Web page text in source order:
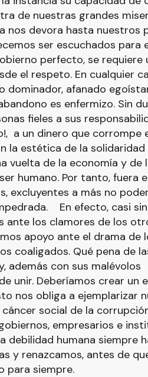
de nuestras grandes
nos devora hasta nuestros
ser escuchados para
perfecto, se requiere
el respeto. En cualquier
afanado
es enfermizo. Sin
fieles a sus
a un dinero que corrompe
la estética de la solidaridad
vuelta de la economía y de
humano. Por tanto, fuera
excluyentes a más no
En efecto, casi
ante los clamores de los
apoyo ante el drama de
coaligados. Qué pena de
además con sus malévolos
unir. Deberíamos crear un
nos obliga a ejemplarizar
social de la
empresarios e
debilidad humana siempre
y renazcamos, antes de
para siempre.